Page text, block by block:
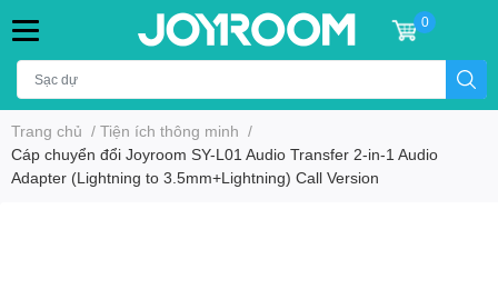
0
Trang chủ / Tiện ích thông minh /
Cáp chuyển đổi Joyroom SY-L01 Audio Transfer 2-in-1 Audio
Adapter (Lightning to 3.5mm+Lightning) Call Version